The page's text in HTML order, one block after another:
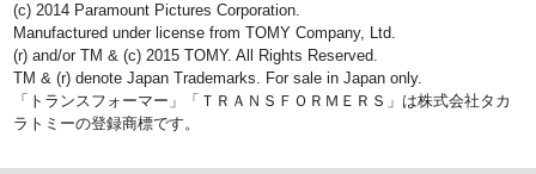
(c) 2014 Paramount Pictures Corporation.
Manufactured under license from TOMY Company, Ltd.
(r) and/or TM & (c) 2015 TOMY. All Rights Reserved.
TM & (r) denote Japan Trademarks. For sale in Japan only.
「トランスフォーマー」「ＴＲＡＮＳＦＯＲＭＥＲＳ」は株式会社タカ
ラトミーの登録商標です。